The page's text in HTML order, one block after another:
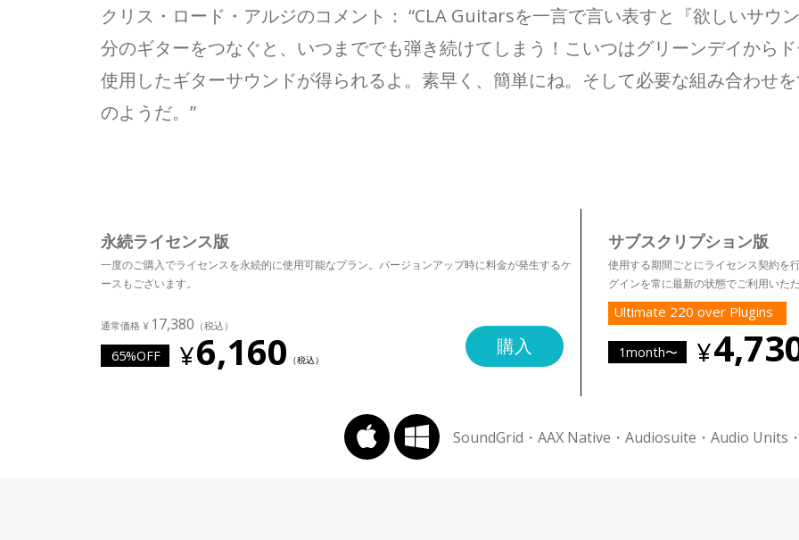
クリス・ロード・アルジのコメント： “CLA Guitarsを一言で言い表すと『欲しいサウ
分のギターをつなぐと、いつまででも弾き続けてしまう！こいつはグリーンデイから
使用したギターサウンドが得られるよ。素早く、簡単にね。そして必要な組み合わせ
のようだ。”
永続ライセンス版
一度のご購入でライセンスを永続的に使用可能なプラン。バージョンアップ時に料金が発生するケ
ースもございます。
17,380
65%OFF 6,160 購入
サブスクリプション版
使用する期間ごとにライセンス契約
グインを常に最新の状態でご利用いた
Ultimate 220 over Plugins
1month〜
SoundGrid・AAX Native・Audiosuite・Audio Units